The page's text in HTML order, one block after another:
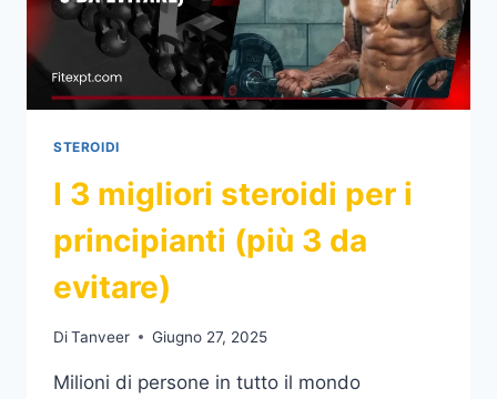
STEROIDI
I 3 migliori steroidi per i
principianti (più 3 da
evitare)
DiTanveer Giugno 27, 2025
Milioni di persone in tutto il mondo